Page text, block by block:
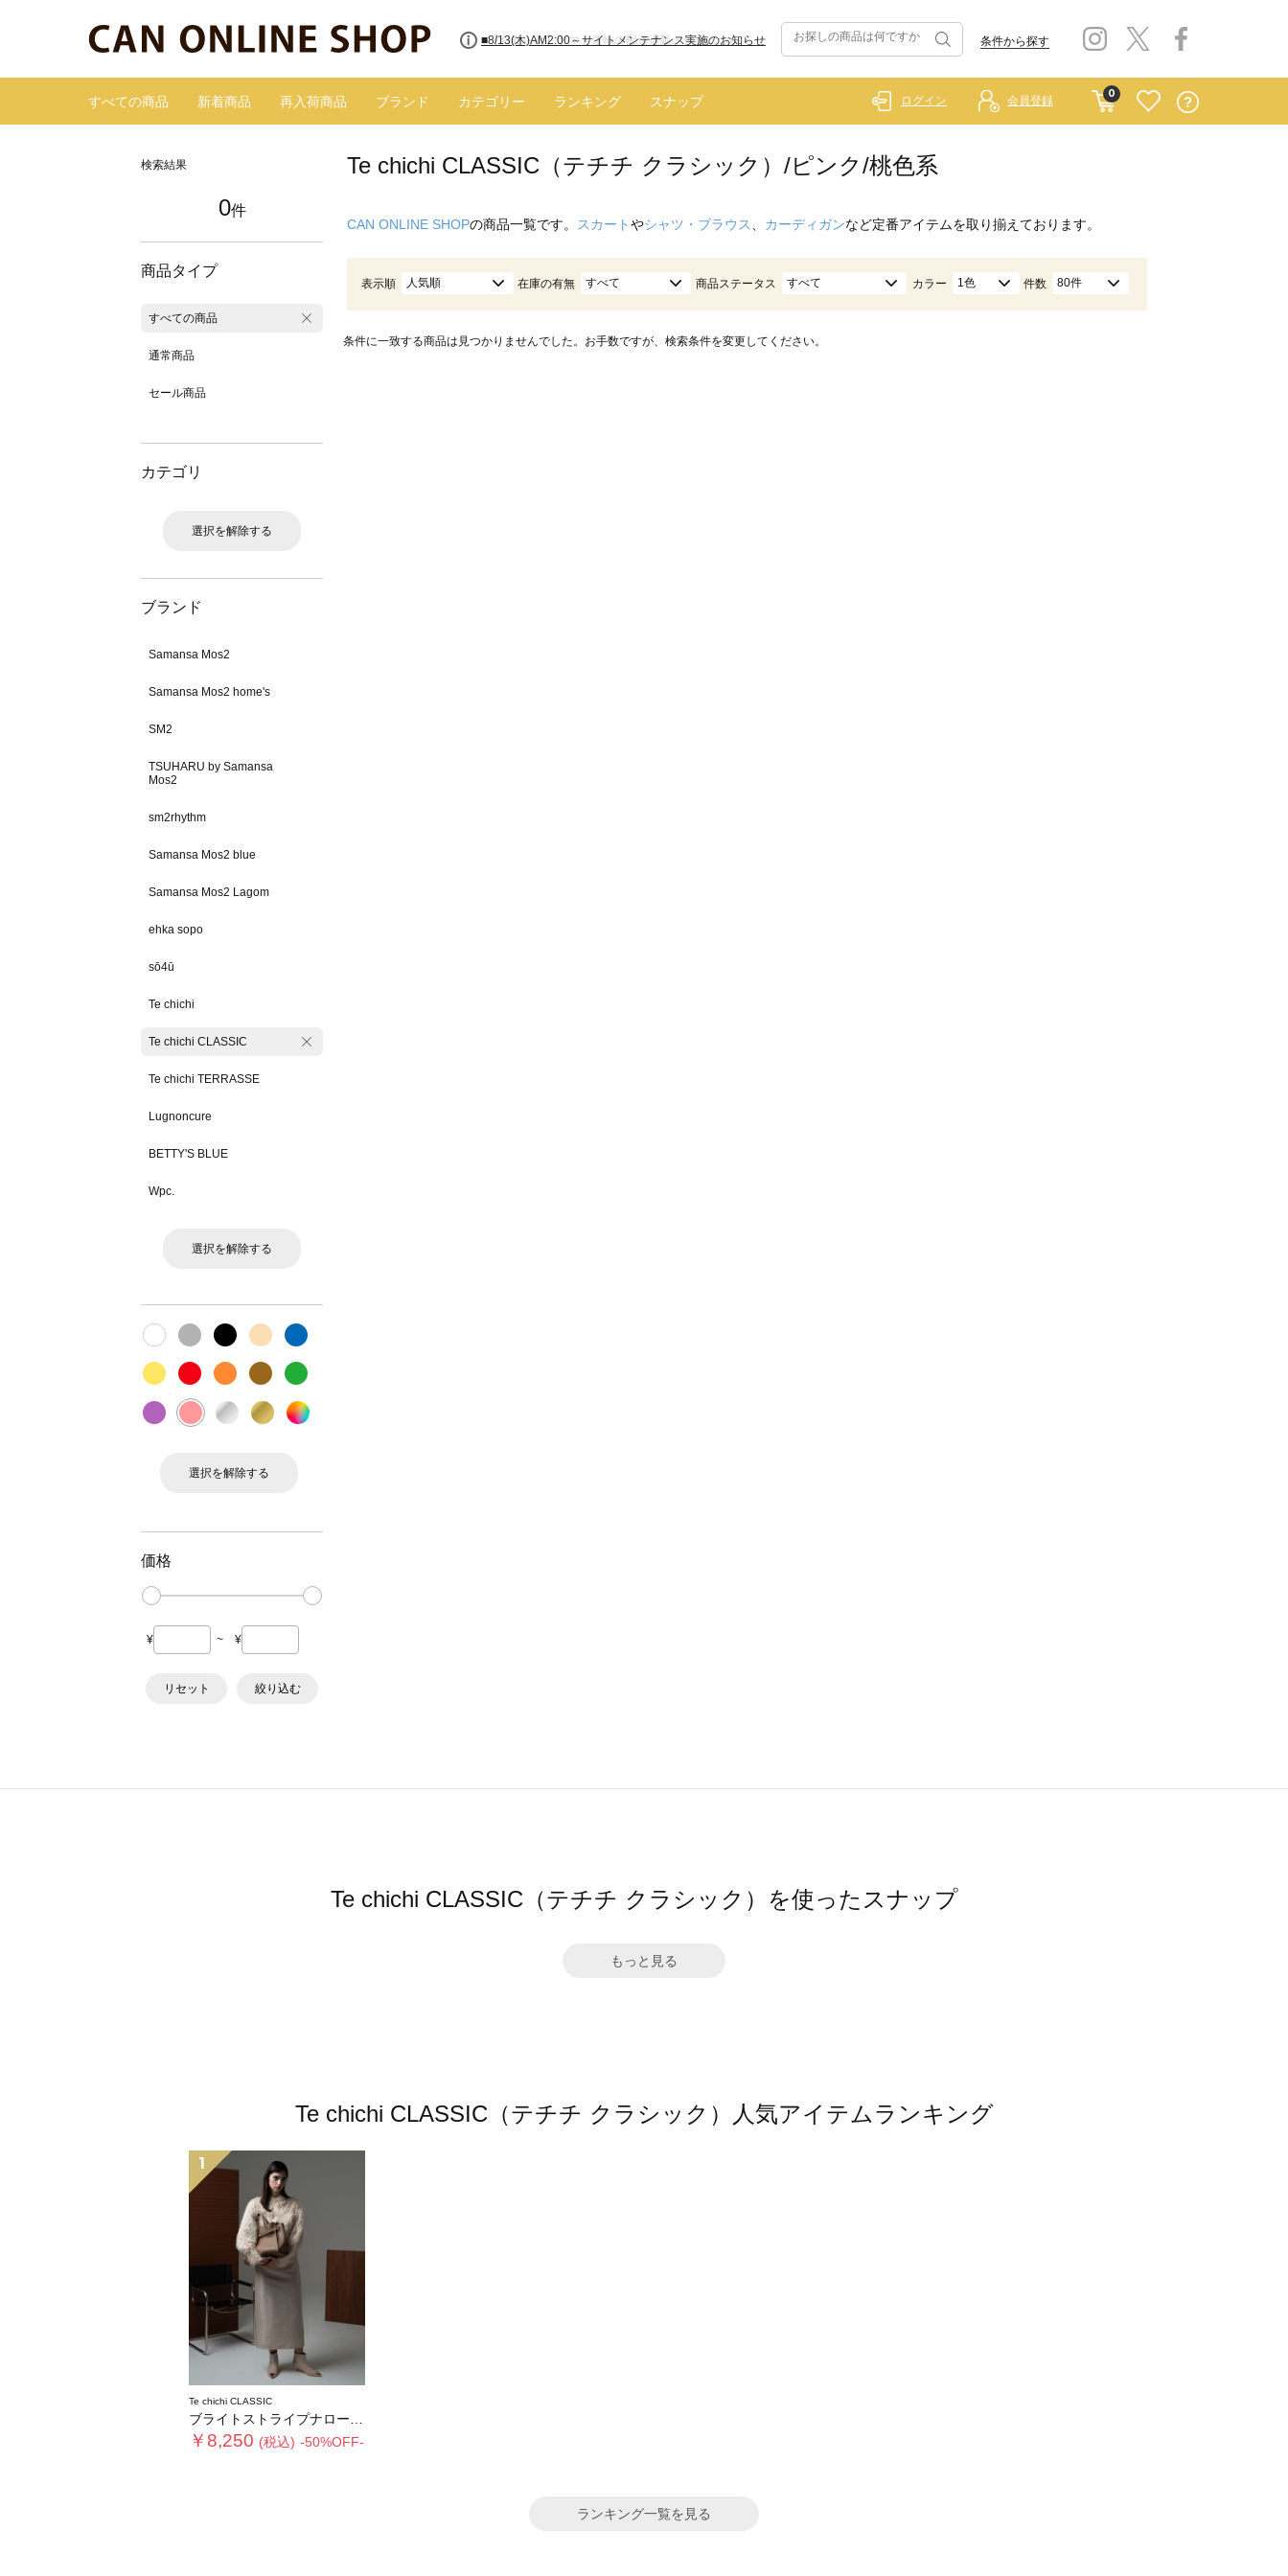
■8/13(木)AM2:00～サイトメンテナンス実施のお知らせ 条件から探す
すべての商品 新着商品 再入荷商品 ブランド カテゴリー ランキング スナップ
0
ログイン 会員登録
検索結果
0件
商品タイプ
すべての商品
通常商品
セール商品
カテゴリ
選択を解除する
ブランド
Samansa Mos2
Samansa Mos2 home's
SM2
TSUHARU by Samansa
Mos2
sm2rhythm
Samansa Mos2 blue
Samansa Mos2 Lagom
ehka sopo
sō4ū
Te chichi
Te chichi CLASSIC
Te chichi TERRASSE
Lugnoncure
BETTY'S BLUE
Wpc.
選択を解除する
選択を解除する
価格
¥ ~ ¥
リセット 絞り込む
Te chichi CLASSIC（テチチ クラシック）/ピンク/桃色系
CAN ONLINE SHOPの商品一覧です。 スカートやシャツ・ブラウス カーディガンなど定番アイテムを取り揃えております。
表示順 人気順 在庫の有無 すべて 商品ステータス すべて カラー 1色 件数 80件
条件に一致する商品は見つかりませんでした。お手数ですが、検索条件を変更してください。
Te chichi CLASSIC（テチチ クラシック）を使ったスナップ
もっと見る
Te chichi CLASSIC（テチチ クラシック）人気アイテムランキング
1
Te chichi CLASSIC
ブライトストライプナロースカート《2025winter catalog item》
￥8,250 (税込) -50%OFF-
ランキング一覧を見る